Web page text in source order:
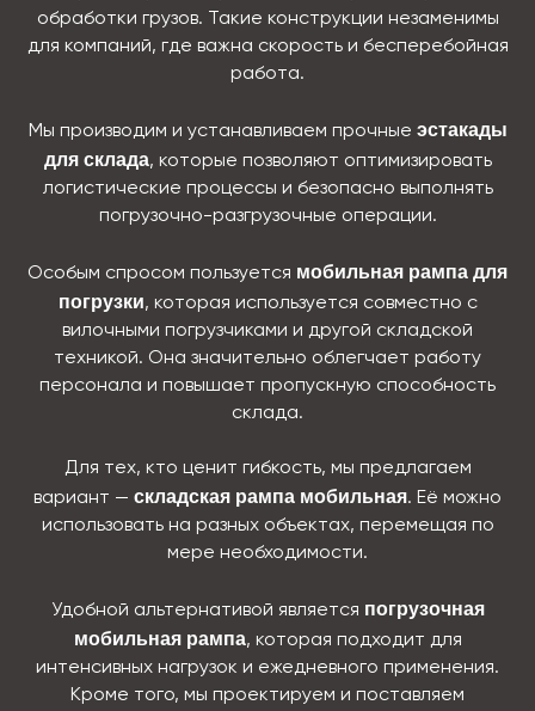
обработки грузов. Такие конструкции незаменимы
для компаний, где важна скорость и бесперебойная
работа.
Мы производим и устанавливаем прочные эстакады
для склада, которые позволяют оптимизировать
логистические процессы и безопасно выполнять
погрузочно-разгрузочные операции.
Особым спросом пользуется мобильная рампа для
погрузки, которая используется совместно с
вилочными погрузчиками и другой складской
техникой. Она значительно облегчает работу
персонала и повышает пропускную способность
склада.
Для тех, кто ценит гибкость, мы предлагаем
вариант — складская рампа мобильная. Её можно
использовать на разных объектах, перемещая по
мере необходимости.
Удобной альтернативой является погрузочная
мобильная рампа, которая подходит для
интенсивных нагрузок и ежедневного применения.
Кроме того, мы проектируем и поставляем